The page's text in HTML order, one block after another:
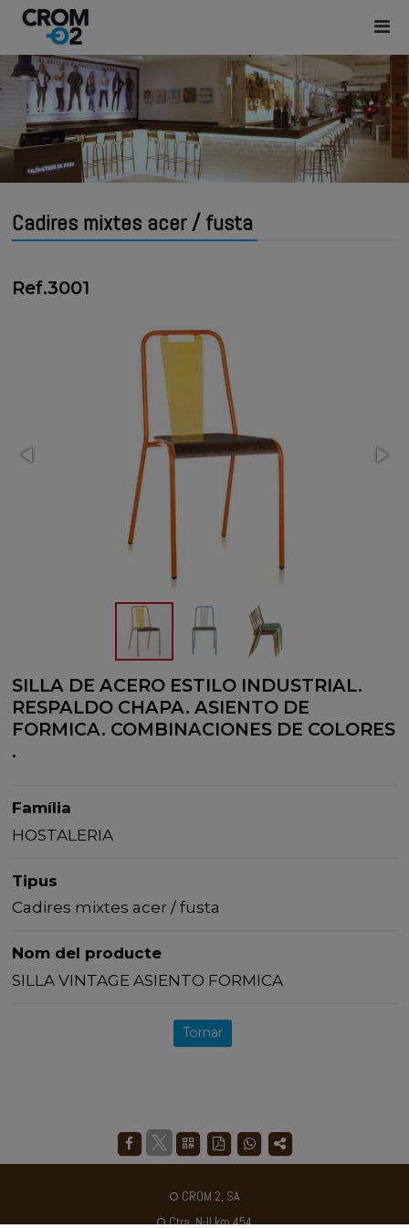
Cadires mixtes acer / fusta
Ref.3001
SILLA DE ACERO ESTILO INDUSTRIAL.
RESPALDO CHAPA. ASIENTO DE
FORMICA. COMBINACIONES DE COLORES
.
Família
HOSTALERIA
Tipus
Cadires mixtes acer / fusta
Nom del producte
SILLA VINTAGE ASIENTO FORMICA
Tornar
CROM 2, SA
Ctra. N-II km 454